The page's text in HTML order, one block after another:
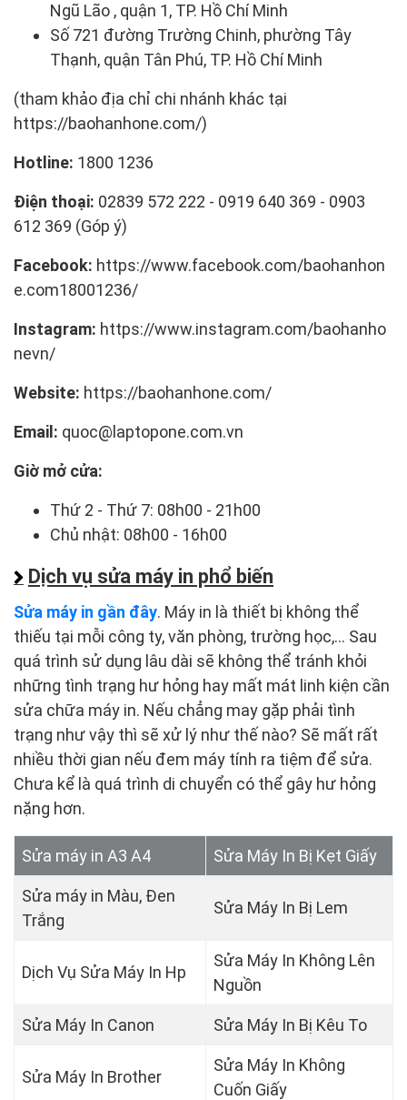
Ngũ Lão , quận 1, TP. Hồ Chí Minh
Số 721 đường Trường Chinh, phường Tây
Thạnh, quận Tân Phú, TP. Hồ Chí Minh
(tham khảo địa chỉ chi nhánh khác tại
https://baohanhone.com/)
Hotline: 1800 1236
Điện thoại: 02839 572 222 - 0919 640 369 - 0903
612 369 (Góp ý)
Facebook: https://www.facebook.com/baohanhon
e.com18001236/
Instagram: https://www.instagram.com/baohanho
nevn/
Website: https://baohanhone.com/
Email: quoc@laptopone.com.vn
Giờ mở cửa:
Thứ 2 - Thứ 7: 08h00 - 21h00
Chủ nhật: 08h00 - 16h00
Dịch vụ sửa máy in phổ biến
Sửa máy in gần đây. Máy in là thiết bị không thể
thiếu tại mỗi công ty, văn phòng, trường học,... Sau
quá trình sử dụng lâu dài sẽ không thể tránh khỏi
những tình trạng hư hỏng hay mất mát linh kiện cần
sửa chữa máy in. Nếu chẳng may gặp phải tình
trạng như vậy thì sẽ xử lý như thế nào? Sẽ mất rất
nhiều thời gian nếu đem máy tính ra tiệm để sửa.
Chưa kể là quá trình di chuyển có thể gây hư hỏng
nặng hơn.
Sửa máy in A3 A4 Sửa Máy In Bị Kẹt Giấy
Sửa máy in Màu, Đen
Trắng
Sửa Máy In Bị Lem
Dịch Vụ Sửa Máy In Hp
Sửa Máy In Không Lên
Nguồn
Sửa Máy In Canon Sửa Máy In Bị Kêu To
Sửa Máy In Brother
Sửa Máy In Không
Cuốn Giấy